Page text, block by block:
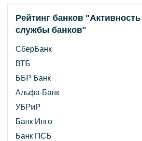
Рейтинг банков
службы банков"
СберБанк
ВТБ
ББР Банк
Альфа-Банк
УБРиР
Банк Инго
Банк ПСБ